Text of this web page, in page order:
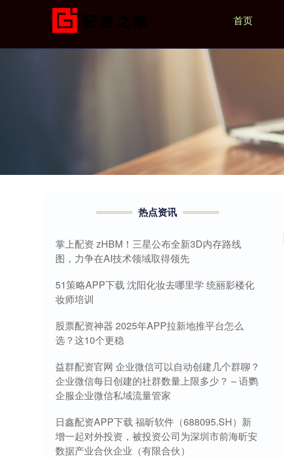
首页
热点资讯
掌上配资 zHBM！三星公布全新3D内存路线
图，力争在AI技术领域取得领先
51策略APP下载 沈阳化妆去哪里学 统丽影楼化
妆师培训
股票配资神器 2025年APP拉新地推平台怎么
选？这10个更稳
益群配资官网 企业微信可以自动创建几个群聊？
企业微信每日创建的社群数量上限多少？ – 语鹦
企服企业微信私域流量管家
日鑫配资APP下载 福昕软件（688095.SH）新
增一起对外投资，被投资公司为深圳市前海昕安
数据产业合伙企业（有限合伙）